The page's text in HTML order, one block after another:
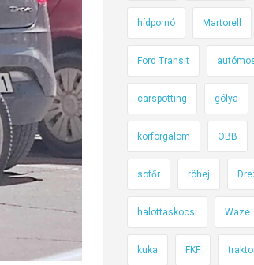
hídpornó Martorell
Ford Transit
carspotting gólya
körforgalom OBB
sofőr röhej
halottaskocsi Waze
kuka FKF